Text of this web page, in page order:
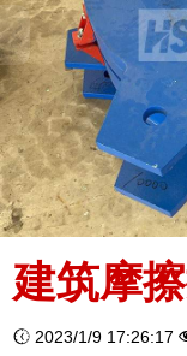
建筑摩
2023/1/9 17:26:17